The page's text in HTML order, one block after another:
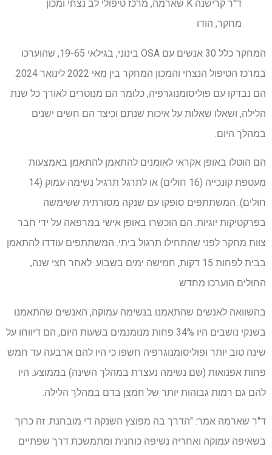
ד"ר קרישנה K שארמה, מרכז טיפולי לב נצחי ומכון
מחקר, הודו
המחקר כלל 30 אנשים עם OSA בינוני, בגילאי 19-65, שהוערכו
במרכז הטיפול הנצחי והמכון המחקר בין מאי 2022 לינואר 2024.
הם נבדקו עם פוליסומנוגרפיה, כלומר הם מנוטרים לאורך כל שנת
הלילה, ושאלו שאלות על איכות שנתם וכיצד הם חשים ישנים
במהלך היום.
הם הוטלו באופן אקראי לאומנים להתאמן להתאמן באמצעות
מעטפת קונכייה (16 חולים) או לתרגל תרגיל נשימה עמוק (14
חולים). המשתתפים סופקו עם שנקה מסורתית ששימשה
בפרקטיקות יוגיות. הם הוכשרו באופן אישי במרפאה על ידי חבר
צוות מחקר לפני שהתחילו תרגול ביתי. המשתתפים עודדו להתאמן
בבית לפחות 15 דקות, חמישה ימים בשבוע. לאחר חצי שנה,
החולים הוערכו מחדש.
בהשוואה לאנשים שהתאמנו בנשימה עמוקה, האנשים שהתאמנו
בשנקי נושבים היו 34% פחות מנומנמים בשעות היום, הם דיווחו על
שינה טוב יותר ופוליסומנוגרפיה חשפו כי היו להם ארבעה עד חמש
פחות אפנואות (שם נשימה נעצרת במהלך השינה) בממוצע. היו
להם גם רמות גבוהות יותר של חמצן בדם במהלך הלילה.
ד"ר שארמה אמר: "הדרך בה מפוצץ השנקה די מובחנת. זה כרוך
בשאיפה עמוקה ואחריה נשיפה כוחנית ומתמשכת דרך שפתיים